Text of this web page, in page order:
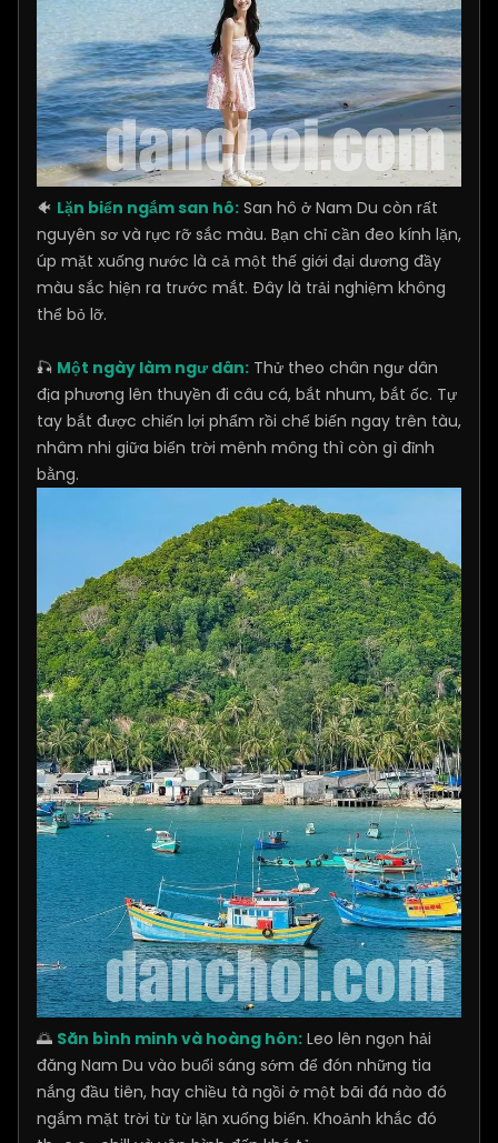
🐠 Lặn biển ngắm san hô: San hô ở Nam Du còn rất
nguyên sơ và rực rỡ sắc màu. Bạn chỉ cần đeo kính lặn,
úp mặt xuống nước là cả một thế giới đại dương đầy
màu sắc hiện ra trước mắt. Đây là trải nghiệm không
thể bỏ lỡ.
🎣 Một ngày làm ngư dân: Thử theo chân ngư dân
địa phương lên thuyền đi câu cá, bắt nhum, bắt ốc. Tự
tay bắt được chiến lợi phẩm rồi chế biến ngay trên tàu,
nhâm nhi giữa biển trời mênh mông thì còn gì đỉnh
bằng.
🌅 Săn bình minh và hoàng hôn: Leo lên ngọn hải
đăng Nam Du vào buổi sáng sớm để đón những tia
nắng đầu tiên, hay chiều tà ngồi ở một bãi đá nào đó
ngắm mặt trời từ từ lặn xuống biển. Khoảnh khắc đó